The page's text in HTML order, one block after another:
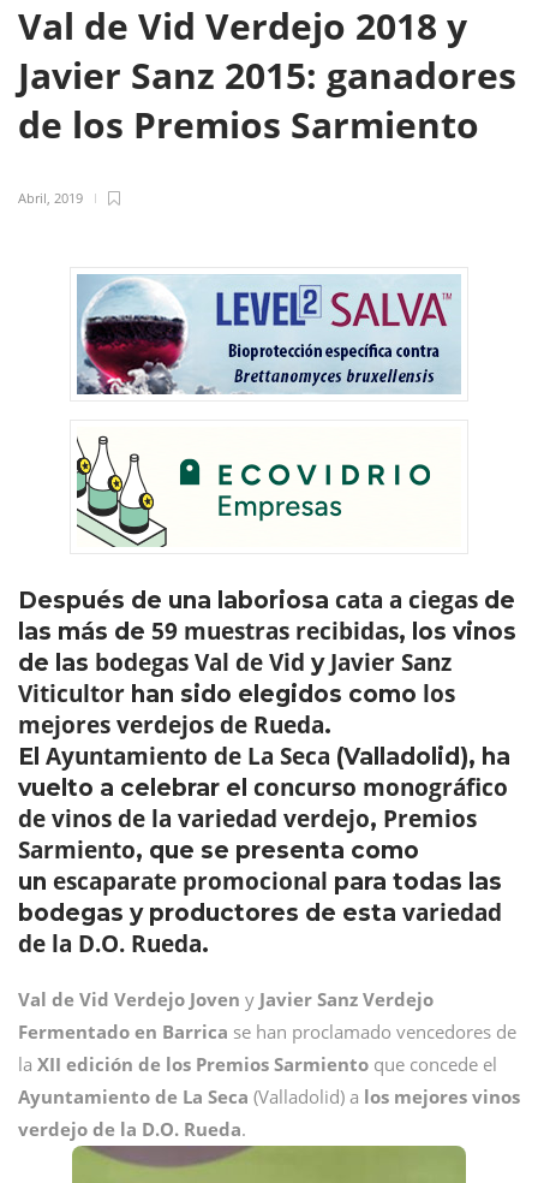
Val de Vid Verdejo 2018 y
Javier Sanz 2015: ganadores
de los Premios Sarmiento
Abril, 2019
Después de una laboriosa cata a ciegas de
las más de 59 muestras recibidas, los vinos
de las bodegas Val de Vid y Javier Sanz
Viticultor han sido elegidos como los
mejores verdejos de Rueda.
El Ayuntamiento de La Seca (Valladolid), ha
vuelto a celebrar el concurso monográfico
de vinos de la variedad verdejo, Premios
Sarmiento, que se presenta como
un escaparate promocional para todas las
bodegas y productores de esta variedad
de la D.O. Rueda.
Val de Vid Verdejo Joven y Javier Sanz Verdejo
Fermentado en Barrica se han proclamado vencedores de
la XII edición de los Premios Sarmiento que concede el
Ayuntamiento de La Seca (Valladolid) a los mejores vinos
verdejo de la D.O. Rueda.